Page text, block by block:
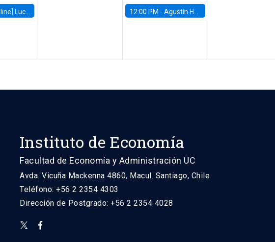
International Monetary Fund (IMF) 12:00 PM -Agustín Hurtado, University of Maryland
Instituto de Economía
Facultad de Economía y Administración UC
Avda. Vicuña Mackenna 4860, Macul. Santiago, Chile
Teléfono: +56 2 2354 4303
Dirección de Postgrado: +56 2 2354 4028